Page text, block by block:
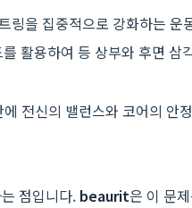
링을 집중적으로 강화하는
활용하여 등 상부와 후면 삼
전신의 밸런스와 코어의 안
점입니다. beaurit은 이 문